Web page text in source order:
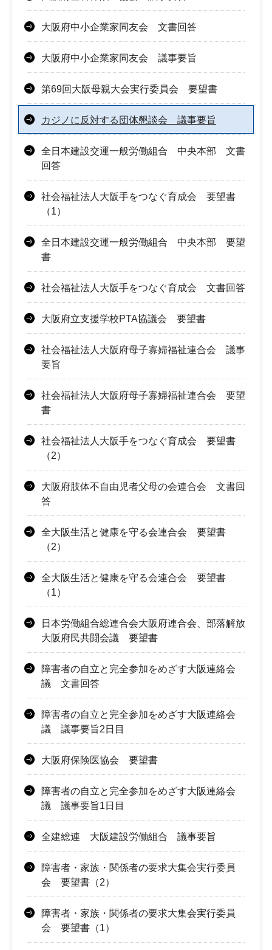
大阪府中小企業家同友会 文書回答
大阪府中小企業家同友会 議事要旨
第69回大阪母親大会実行委員会 要望書
カジノに反対する団体懇談会 議事要旨
全日本建設交運一般労働組合 中央本部 文書
回答
社会福祉法人大阪手をつなぐ育成会 要望書
（1）
全日本建設交運一般労働組合 中央本部 要望
書
社会福祉法人大阪手をつなぐ育成会 文書回答
大阪府立支援学校PTA協議会 要望書
社会福祉法人大阪府母子寡婦福祉連合会 議事
要旨
社会福祉法人大阪府母子寡婦福祉連合会 要望
書
社会福祉法人大阪手をつなぐ育成会 要望書
（2）
大阪府肢体不自由児者父母の会連合会 文書回
答
全大阪生活と健康を守る会連合会 要望書
（2）
全大阪生活と健康を守る会連合会 要望書
（1）
日本労働組合総連合会大阪府連合会、部落解放
大阪府民共闘会議 要望書
障害者の自立と完全参加をめざす大阪連絡会
議 文書回答
障害者の自立と完全参加をめざす大阪連絡会
議 議事要旨2日目
大阪府保険医協会 要望書
障害者の自立と完全参加をめざす大阪連絡会
議 議事要旨1日目
全建総連 大阪建設労働組合 議事要旨
障害者・家族・関係者の要求大集会実行委員
会 要望書（2）
障害者・家族・関係者の要求大集会実行委員
会 要望書（1）